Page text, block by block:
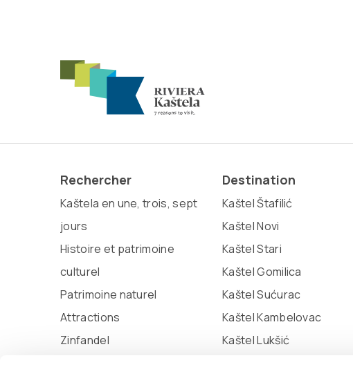
Rechercher
Kaštela en une, trois, sept
jours
Histoire et patrimoine
culturel
Patrimoine naturel
Attractions
Zinfandel
Destination
Kaštel Štafilić
Kaštel Novi
Kaštel Stari
Kaštel Gomilica
Kaštel Sućurac
Kaštel Kambelovac
Kaštel Lukšić